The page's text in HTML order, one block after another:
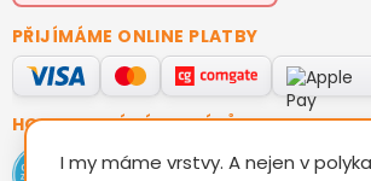
PŘIJÍMÁME ONLINE PLATBY
HODNOCENÍ ZÁKAZNÍKŮ
I my máme vrstvy. A nejen v